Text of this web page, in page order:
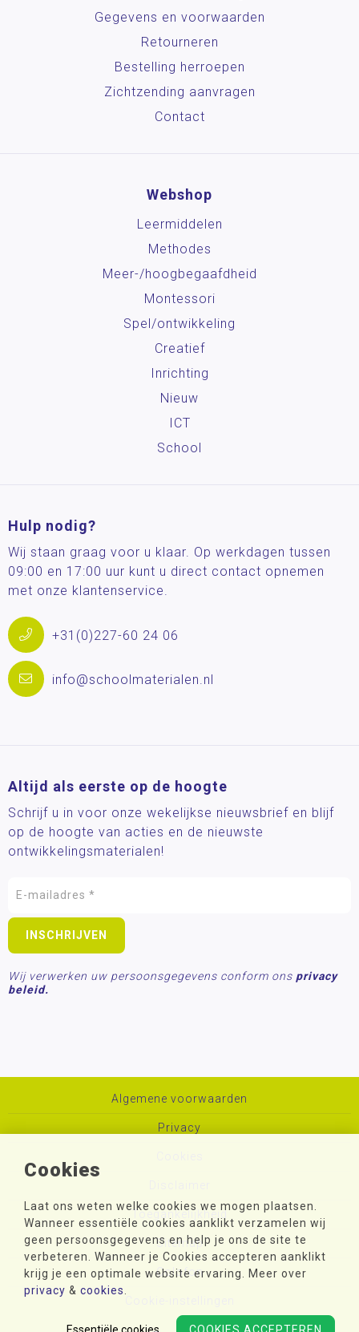
Cookies
Laat ons weten welke cookies we mogen plaatsen.
Wanneer essentiële cookies aanklikt verzamelen wij
geen persoonsgegevens en help je ons de site te
verbeteren. Wanneer je Cookies accepteren aanklikt
krijg je een optimale website ervaring. Meer over
privacy & cookies
Gegevens en voorwaarden
Retourneren
Bestelling herroepen
Zichtzending aanvragen
Contact
Webshop
Leermiddelen
Methodes
Meer-/hoog­begaafdheid
Montessori
Spel/ontwikkeling
Creatief
Inrichting
Nieuw
ICT
School
Hulp nodig?
Wij staan graag voor u klaar. Op werkdagen tussen
09:00 en 17:00 uur kunt u direct contact opnemen
met onze klantenservice.
+31(0)227-60 24 06
info@schoolmaterialen.nl
Altijd als eerste op de hoogte
Schrijf u in voor onze wekelijkse nieuwsbrief en blijf
op de hoogte van acties en de nieuwste
ontwikkelingsmaterialen!
Wij verwerken uw persoonsgegevens conform ons privacy
beleid.
Algemene voorwaarden
Privacy
Toegankelijkheid
Sitemap
Colofon